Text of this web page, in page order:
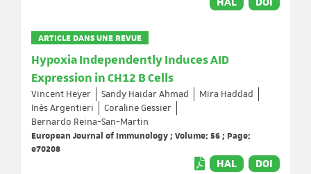
ARTICLE DANS UNE REVUE
Hypoxia Independently Induces AID
Expression in CH12 B Cells
Vincent Heyer Sandy Haidar Ahmad
Mira Haddad
Inès Argentieri
Coraline Gessier
Bernardo Reina-San-Martin
European Journal of Immunology ; Volume: 56 ; Page:
e70208
HAL DOI